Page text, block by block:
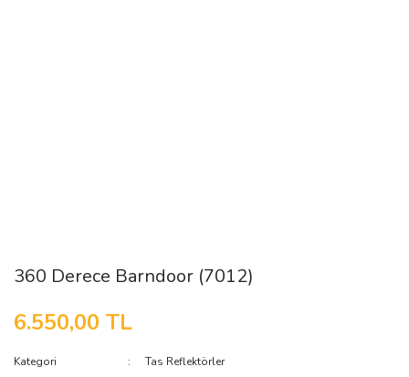
360 Derece Barndoor (7012)
6.550,00 TL
Kategori
Tas Reflektörler